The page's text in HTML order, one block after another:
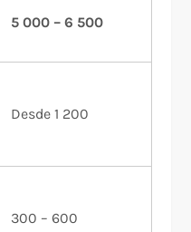
5 000 – 6 500
Desde 1 200
300 – 600